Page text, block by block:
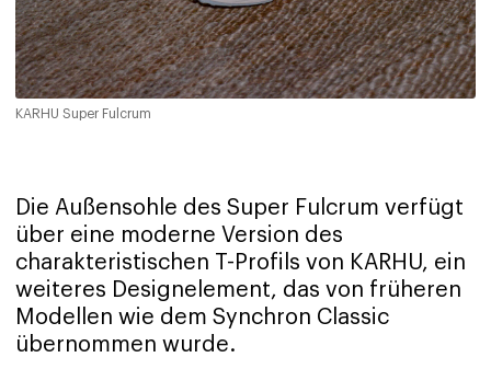
KARHU Super Fulcrum
Die Außensohle des Super Fulcrum verfügt
über eine moderne Version des
charakteristischen T-Profils von KARHU, ein
weiteres Designelement, das von früheren
Modellen wie dem Synchron Classic
übernommen wurde.